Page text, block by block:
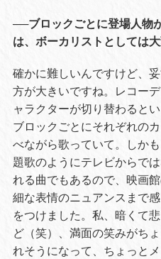
──ブロックごとに登場人物
は、ボーカリストとしては
確かに難しいんですけど、
方が大きいですね。レコー
ャラクターが切り替わると
ブロックごとにそれぞれの
べながら歌っていて。しか
題歌のようにテレビからで
れる曲でもあるので、映画
細な表情のニュアンスまで
をつけました。私、暗くて
ど（笑）、満面の笑みがち
れそうになって、ちょっと